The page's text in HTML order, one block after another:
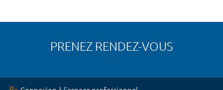
PRENEZ RENDEZ-VOUS